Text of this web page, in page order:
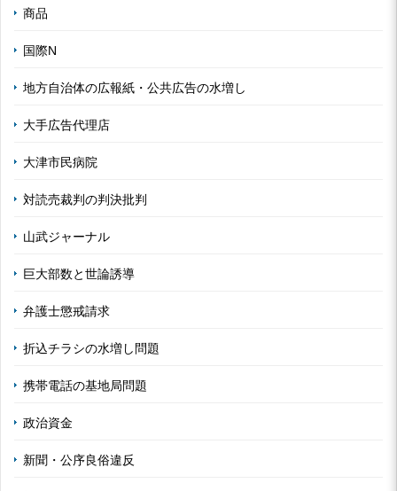
商品
国際N
地方自治体の広報紙・公共広告の水増し
大手広告代理店
大津市民病院
対読売裁判の判決批判
山武ジャーナル
巨大部数と世論誘導
弁護士懲戒請求
折込チラシの水増し問題
携帯電話の基地局問題
政治資金
新聞・公序良俗違反